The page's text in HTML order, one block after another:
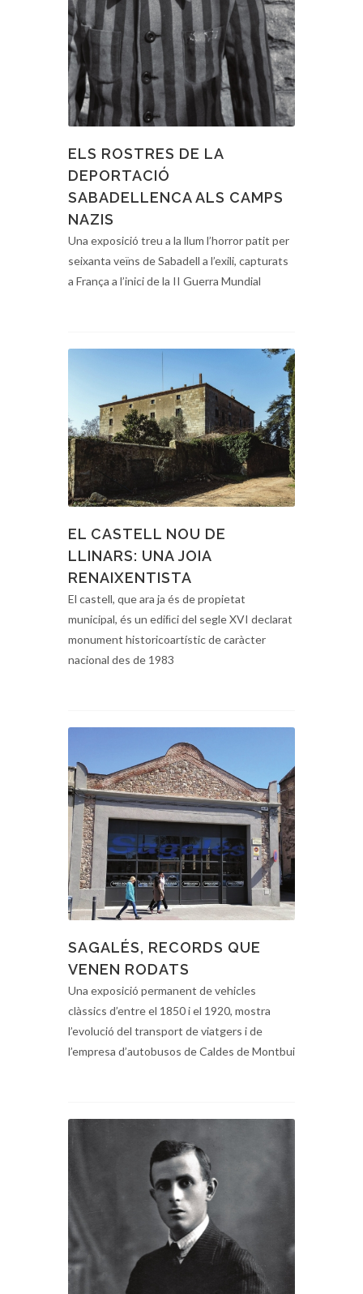
ELS ROSTRES DE LA
DEPORTACIÓ
SABADELLENCA ALS CAMPS
NAZIS
Una exposició treu a la llum l’horror patit per
seixanta veïns de Sabadell a l’exili, capturats
a França a l’inici de la II Guerra Mundial
EL CASTELL NOU DE
LLINARS: UNA JOIA
RENAIXENTISTA
El castell, que ara ja és de propietat
municipal, és un ediﬁci del segle XVI declarat
monument historicoartístic de caràcter
nacional des de 1983
SAGALÉS, RECORDS QUE
VENEN RODATS
Una exposició permanent de vehicles
clàssics d’entre el 1850 i el 1920, mostra
l’evolució del transport de viatgers i de
l’empresa d’autobusos de Caldes de Montbui